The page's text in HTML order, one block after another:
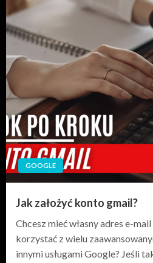
GOOGLE
Jak założyć konto gmail?
Chcesz mieć własny adres e-
korzystać z wielu
innymi usługami Google? Jeśli